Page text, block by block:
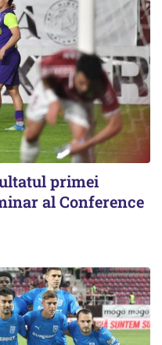
primei
al Conference